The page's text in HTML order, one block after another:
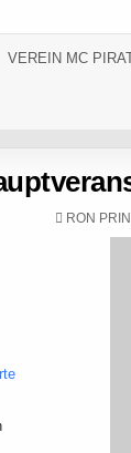
VEREIN MC
AUTHOR:
RON